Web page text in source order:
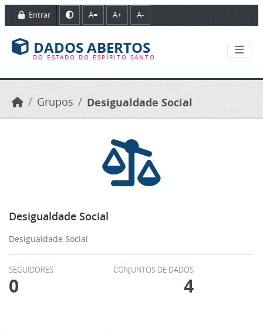
Ir para o conteúdo principal
Entrar A= A+ A-
DADOS ABERTOS
DO ESTADO DO ESPÍRITO SANTO
Grupos Desigualdade Social
Desigualdade Social
Desigualdade Social
SEGUIDORES
0
CONJUNTOS DE DADOS
4